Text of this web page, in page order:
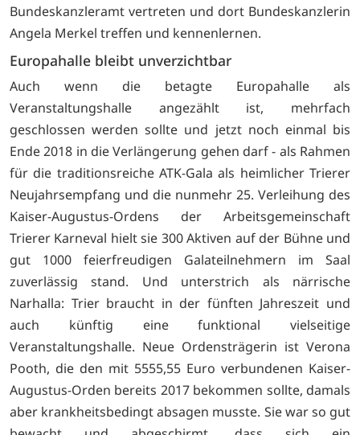
Bundeskanzleramt vertreten und dort Bundeskanzlerin
Angela Merkel treffen und kennenlernen.
Europahalle bleibt unverzichtbar
Auch wenn die betagte Europahalle als
Veranstaltungshalle angezählt ist, mehrfach
geschlossen werden sollte und jetzt noch einmal bis
Ende 2018 in die Verlängerung gehen darf - als Rahmen
für die traditionsreiche ATK-Gala als heimlicher Trierer
Neujahrsempfang und die nunmehr 25. Verleihung des
Kaiser-Augustus-Ordens der Arbeitsgemeinschaft
Trierer Karneval hielt sie 300 Aktiven auf der Bühne und
gut 1000 feierfreudigen Galateilnehmern im Saal
zuverlässig stand. Und unterstrich als närrische
Narhalla: Trier braucht in der fünften Jahreszeit und
auch künftig eine funktional vielseitige
Veranstaltungshalle. Neue Ordensträgerin ist Verona
Pooth, die den mit 5555,55 Euro verbundenen Kaiser-
Augustus-Orden bereits 2017 bekommen sollte, damals
aber krankheitsbedingt absagen musste. Sie war so gut